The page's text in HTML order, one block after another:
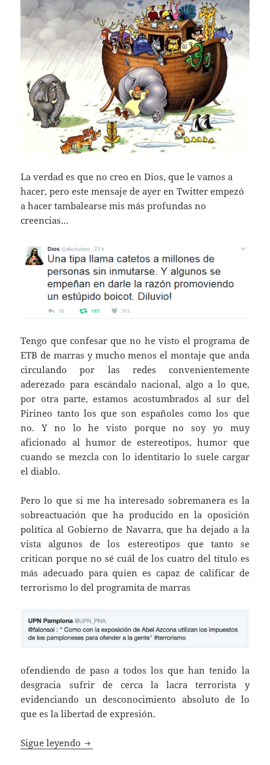
La verdad es que no creo en Dios, que le vamos a
hacer, pero este mensaje de ayer en Twitter empezó
a hacer tambalearse mis más profundas no
creencias…
Tengo que confesar que no he visto el programa de
ETB de marras y mucho menos el montaje que anda
circulando por las redes convenientemente
aderezado para escándalo nacional, algo a lo que,
por otra parte, estamos acostumbrados al sur del
Pirineo tanto los que son españoles como los que
no. Y no lo he visto porque no soy yo muy
aficionado al humor de estereotipos, humor que
cuando se mezcla con lo identitario lo suele cargar
el diablo.
Pero lo que si me ha interesado sobremanera es la
sobreactuación que ha producido en la oposición
política al Gobierno de Navarra, que ha dejado a la
vista algunos de los estereotipos que tanto se
critican porque no sé cuál de los cuatro del título es
más adecuado para quien es capaz de calificar de
terrorismo lo del programita de marras
ofendiendo de paso a todos los que han tenido la
desgracia sufrir de cerca la lacra terrorista y
evidenciando un desconocimiento absoluto de lo
que es la libertad de expresión.
Sigue leyendo Paletos, fachas, chonis y progres.